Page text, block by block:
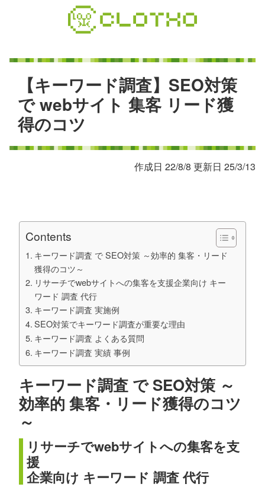
【キーワー ド調査】 SEO対策
でwebサイ ト 集客 リ ー ド獲
得のコツ
作成日 22/8/8 更新日 25/3/13
Contents
キーワード調査 で SEO対策 ～効率的 集客・リード
獲得のコツ～
リサーチでwebサイトへの集客を支援企業向け キー
ワード 調査 代行
キーワード調査 実施例
SEO対策でキーワード調査が重要な理由
キーワード調査 よくある質問
キーワード調査 実績 事例
キーワード調査 で SEO対策 ～
効率的 集客・リード獲得のコツ
～
リサーチでwebサイトへの集客を支
援
企業向け キーワード 調査 代行